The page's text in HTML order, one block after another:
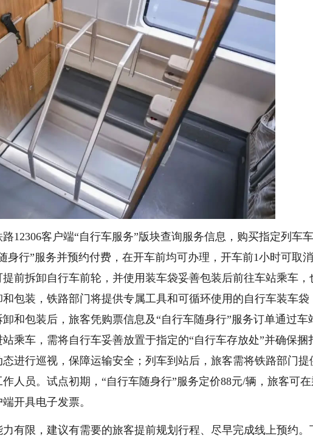
客户端“自行车服务”版块查询服务信息，购买指定列车
身行”服务并预约付费，在开车前均可办理，开车前1小时可取
前拆卸自行车前轮，并使用装车袋妥善包装后前往车站乘车，
包装，铁路部门将提供专属工具和可循环使用的自行车装车袋
和包装后，旅客凭购票信息及“自行车随身行”服务订单通过车
乘车，需将自行车妥善放置于指定的“自行车存放处”并确保捆
进行巡视，保障运输安全；列车到站后，旅客需将铁路部门提
人员。试点初期，“自行车随身行”服务定价88元/辆，旅客可在
开具电子发票。
限，建议有需要的旅客提前规划行程、尽早完成线上预约。